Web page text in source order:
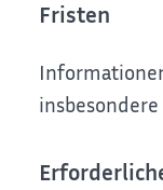
Fristen
insbesondere